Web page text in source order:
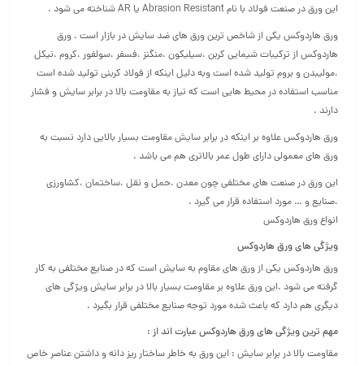
این ورق در صنعت فولاد با نام Abrasion Resistant یا AR شناخته می شود .
ورق هاردوکس یکی از شاخص ترین ورق های ضد سایش در بازار است . ورق
هاردوکس از ترکیبات شیمایی کربن ،سیلیکون ،منگنز ،فسفر ،سولفور ،کروم ،نیکل
،مولیبدن و بروم تولید شده است وبه دلیل اینکه از فولاد کربنی تولید شده است
مناسب استفاده در محیط هایی است که نیاز به مقاومت بالا در برابر سایش و فشار
دارند .
ورق هاردوکس علاوه بر اینکه در برابر سایش مقاومت بسیار بالایی دارد نسبت به
ورق های معمولی دارای طول عمر بالاتری هم می باشد .
این ورق در صنعت های مختلفی چون معدن ،حمل و نقل ،ساختمان ،کشاورزی
،صنایع و … مورد استفاده قرار می گیرد .
انواع ورق هاردوکس
ویژگی های ورق هاردوکس
ورق هاردوکس یکی از ورق های مقاوم به سایش است که در صنایع مختلفی به کار
گرفته می شود .این ورق علاوه بر مقاومت بسیار بالا در برابر سایش ویژگی های
دیگری هم دارد که باعث شده مورد توجه صنایع مختلفی قرار بگیرد .
مهم ترین ویژگی های ورق هاردوکس عبارت اند از :
مقاومت بالا در برابر سایش : این ورق به خاطر ساختار ریز دانه و داشتن عناصر خاص